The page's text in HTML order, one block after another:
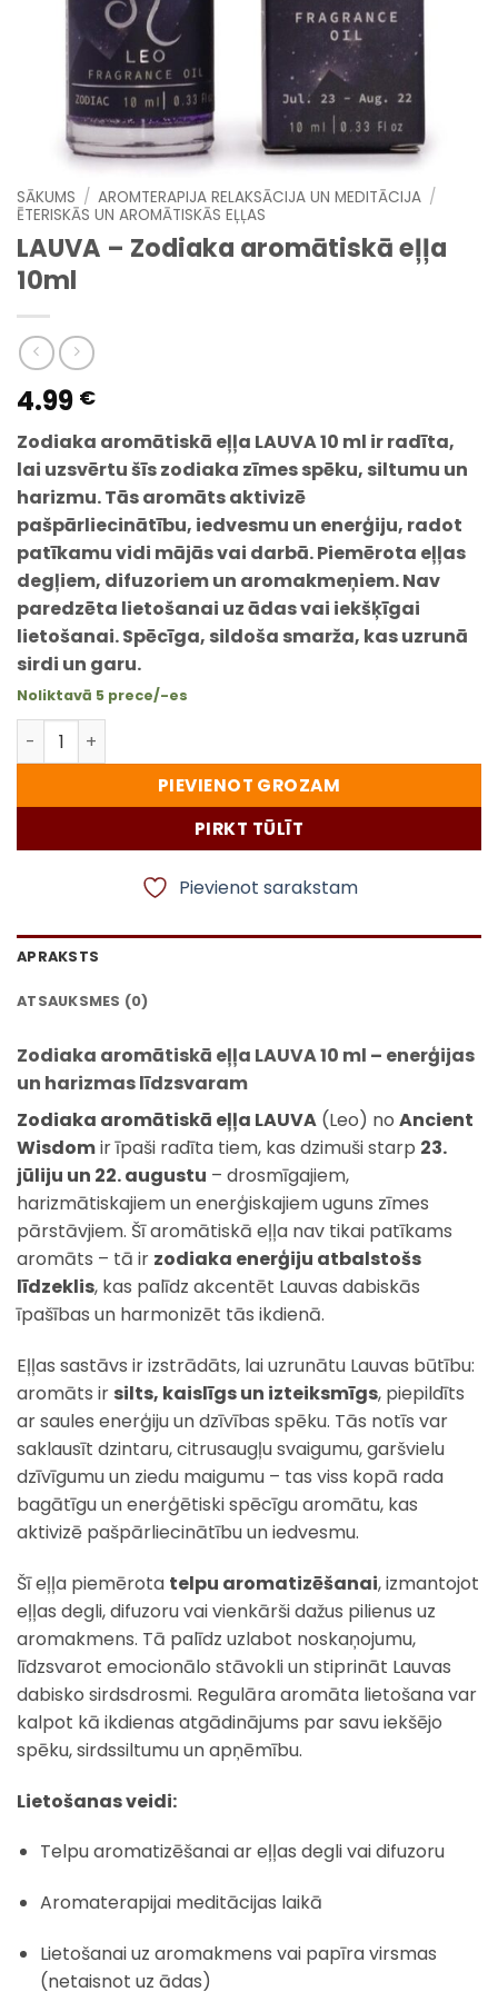
SĀKUMS / AROMTERAPIJA RELAKSĀCIJA UN MEDITĀCIJA /
ĒTERISKĀS UN AROMĀTISKĀS EĻĻAS
LAUVA – Zodiaka aromātiskā eļļa
10ml
4.99 €
Zodiaka aromātiskā eļļa LAUVA 10 ml ir radīta,
lai uzsvērtu šīs zodiaka zīmes spēku, siltumu un
harizmu. Tās aromāts aktivizē
pašpārliecinātību, iedvesmu un enerģiju, radot
patīkamu vidi mājās vai darbā. Piemērota eļļas
degļiem, difuzoriem un aromakmeņiem.Nav
paredzēta lietošanai uz ādas vai iekšķīgai
lietošanai.Spēcīga, sildoša smarža, kas uzrunā
sirdi un garu.
Noliktavā 5 prece/-es
LAUVA - Zodiaka aromātiskā eļļa 10ml daudzums
PIEVIENOT GROZAM
PIRKT TŪLĪT
Pievienot sarakstam
APRAKSTS
ATSAUKSMES (0)
Zodiaka aromātiskā eļļa LAUVA 10 ml – enerģijas
un harizmas līdzsvaram
Zodiaka aromātiskā eļļa LAUVA (Leo) no Ancient
Wisdomir īpaši radīta tiem, kas dzimuši starp 23.
jūliju un 22. augustu – drosmīgajiem,
harizmātiskajiem un enerģiskajiem uguns zīmes
pārstāvjiem. Šī aromātiskā eļļa nav tikai patīkams
aromāts – tā ir zodiaka enerģiju atbalstošs
līdzeklis, kas palīdz akcentēt Lauvas dabiskās
īpašības un harmonizēt tās ikdienā.
Eļļas sastāvs ir izstrādāts, lai uzrunātu Lauvas būtību:
aromāts ir silts, kaislīgs un izteiksmīgs, piepildīts
ar saules enerģiju un dzīvības spēku. Tās notīs var
saklausīt dzintaru, citrusaugļu svaigumu, garšvielu
dzīvīgumu un ziedu maigumu – tas viss kopā rada
bagātīgu un enerģētiski spēcīgu aromātu, kas
aktivizē pašpārliecinātību un iedvesmu.
Šī eļļa piemērota telpu aromatizēšanai, izmantojot
eļļas degli, difuzoru vai vienkārši dažus pilienus uz
aromakmens. Tā palīdz uzlabot noskaņojumu,
līdzsvarot emocionālo stāvokli un stiprināt Lauvas
dabisko sirdsdrosmi. Regulāra aromāta lietošana var
kalpot kā ikdienas atgādinājums par savu iekšējo
spēku, sirdssiltumu un apņēmību.
Lietošanas veidi:
Telpu aromatizēšanai ar eļļas degli vai difuzoru
Aromaterapijai meditācijas laikā
Lietošanai uz aromakmens vai papīra virsmas
(netaisnot uz ādas)